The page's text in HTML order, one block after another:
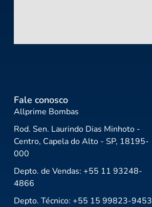
Fale conosco
Allprime Bombas
Rod. Sen. Laurindo Dias Minhoto -
Centro, Capela do Alto - SP, 18195-
000
Depto. de Vendas: +55 11 93248-
4866
Depto. Técnico: +55 15 99823-9453